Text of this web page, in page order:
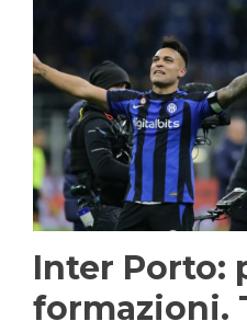
Inter Porto:
formazioni.